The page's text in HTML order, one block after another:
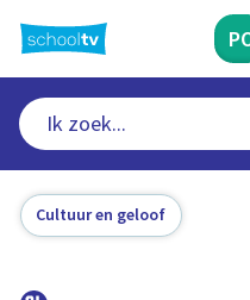
naar
hoofdinhoud
Cultuur en geloof